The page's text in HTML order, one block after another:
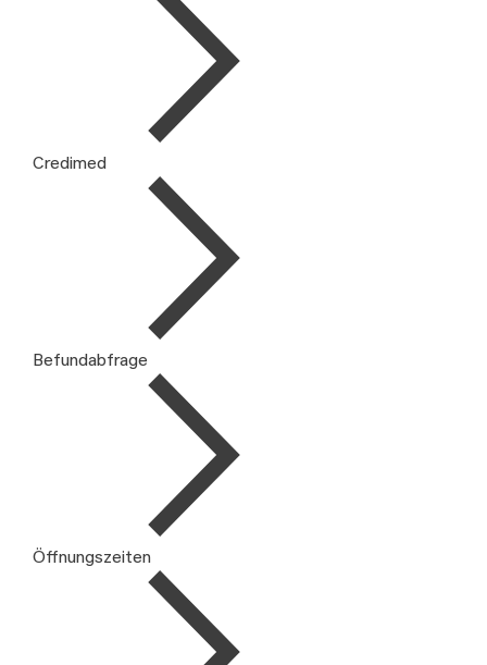
Credimed
Befundabfrage
Öffnungszeiten